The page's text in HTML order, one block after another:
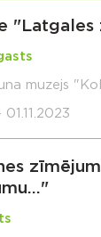
"Latgales
muzejs